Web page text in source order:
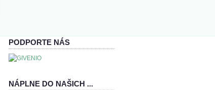
PODPORTE NÁS
NÁPLNE DO NAŠICH ...